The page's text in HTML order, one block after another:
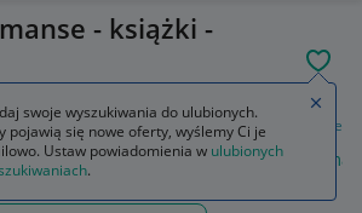
- książki -
Literatura obyczajowa, erotyczna Romanse
książki romanse książki używane
swoje wyszukiwania do ulubionych.
pojawią się nowe oferty, wyślemy Ci je
Ustaw powiadomienia w ulubionych
.